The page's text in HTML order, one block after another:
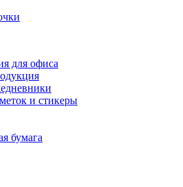
для офиса
и стикеры
бумага